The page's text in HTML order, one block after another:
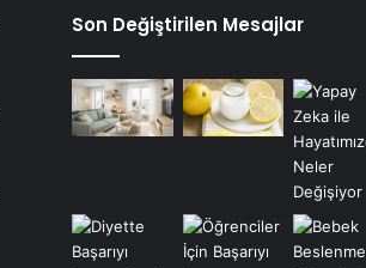
Son Değiştirilen Mesajlar